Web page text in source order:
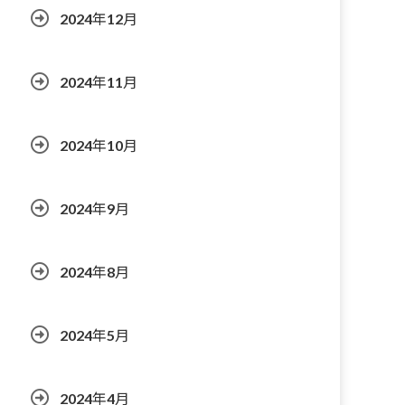
2024年12月
2024年11月
2024年10月
2024年9月
2024年8月
2024年5月
2024年4月